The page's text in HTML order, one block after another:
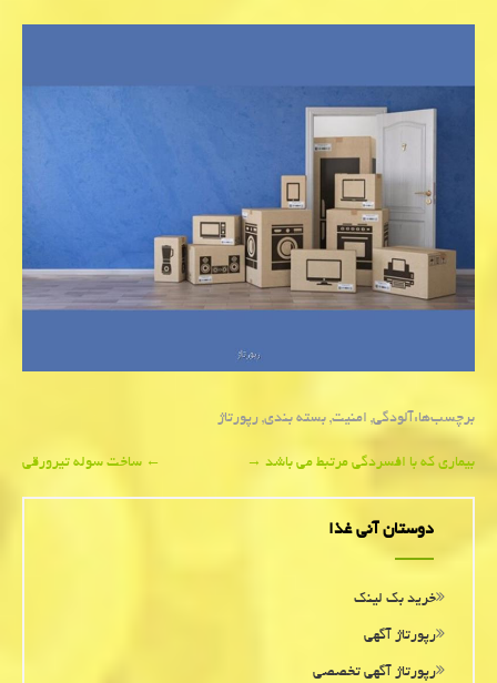
برچسب‌ها:آلودگی,امنیت,بسته بندی,رپورتاژ
Post
navigation
←ساخت سوله تیرورقی بیماری که با افسردگی مرتبط می باشد→
دوستان آنی غذا
خرید بک لینک
رپورتاژ آگهی
رپورتاژ آگهی تخصصی